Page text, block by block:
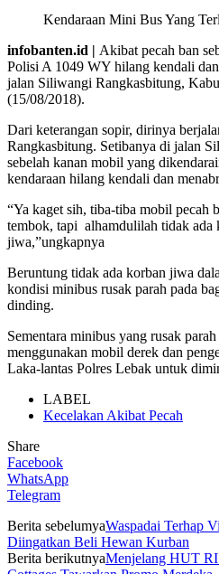
Kendaraan Mini Bus Yang
infobanten.id | Akibat pecah ban
Polisi A 1049 WY hilang kendali
jalan Siliwangi Rangkasbitung,
(15/08/2018).
Dari keterangan sopir, dirinya
Rangkasbitung. Setibanya di jalan
sebelah kanan mobil yang
kendaraan hilang kendali dan
“Ya kaget sih, tiba-tiba mobil pecah
tembok, tapi alhamdulilah tidak ada
jiwa,”ungkapnya
Beruntung tidak ada korban jiwa
kondisi minibus rusak parah pada
dinding.
Sementara minibus yang rusak
menggunakan mobil derek dan
Laka-lantas Polres Lebak untuk
LABEL
Kecelakan Akibat Pecah
Share
Facebook
WhatsApp
Telegram
Berita sebelumyaWaspadai Terhap
Diingatkan Beli Hewan Kurban
Berita berikutnyaMenjelang HUT